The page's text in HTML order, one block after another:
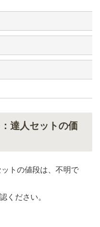
達人セットの価
トの値段は、不明で
ください。